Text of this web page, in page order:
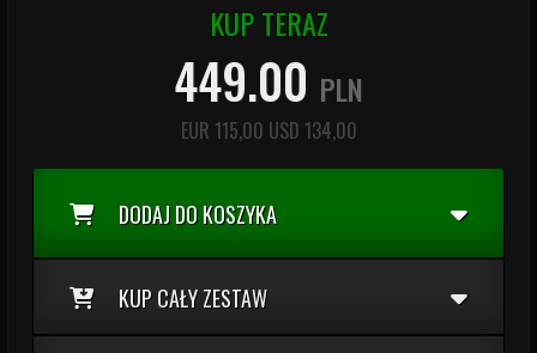
KUP TERAZ
449.00 PLN
EUR 115,00 USD 134,00
DODAJ DO KOSZYKA
KUP CAŁY ZESTAW